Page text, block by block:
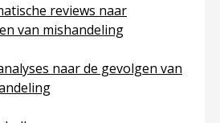
reviews naar
van mishandeling
over 1.2.2 Systematische
naar de gevolgen van
over 1.2.3 Meta-analyses naar